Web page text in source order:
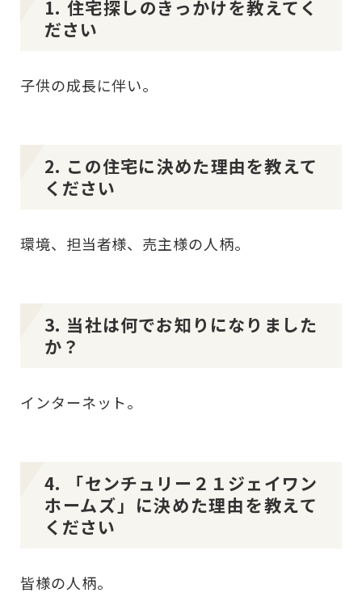
1. 住宅探しのきっかけを教えてく
ださい
子供の成長に伴い。
2. この住宅に決めた理由を教えて
ください
環境、担当者様、売主様の人柄。
3. 当社は何でお知りになりました
か？
インターネット。
4. 「センチュリー２１ジェイワン
ホームズ」に決めた理由を教えて
ください
皆様の人柄。